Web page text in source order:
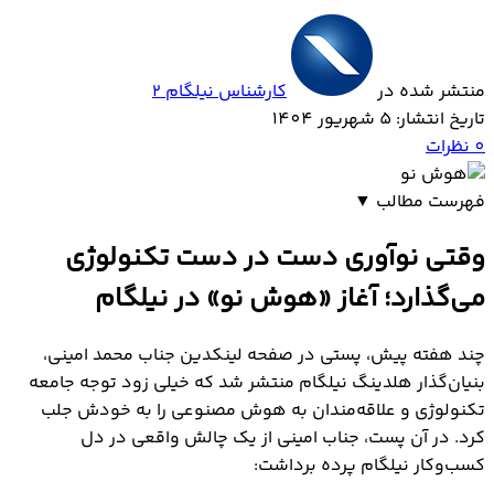
منتشر شده در
کارشناس نیلگام 2
تاریخ انتشار: 5 شهریور 1404
0نظرات
فهرست مطالب ▼
وقتی نوآوری دست در دست تکنولوژی می‌گذارد؛ آغاز
«هوش نو» در نیلگام
وقتی نوآوری دست در دست تکنولوژی
می‌گذارد؛ آغاز «هوش نو» در نیلگام
چند هفته پیش، پستی در صفحه‌ لینکدین جناب محمد امینی،
بنیان‌گذار هلدینگ نیلگام منتشر شد که خیلی زود توجه جامعه‌
تکنولوژی و علاقه‌مندان به هوش مصنوعی را به خودش جلب
کرد. در آن پست، جناب امینی از یک چالش واقعی در دل
کسب‌وکار نیلگام پرده برداشت: